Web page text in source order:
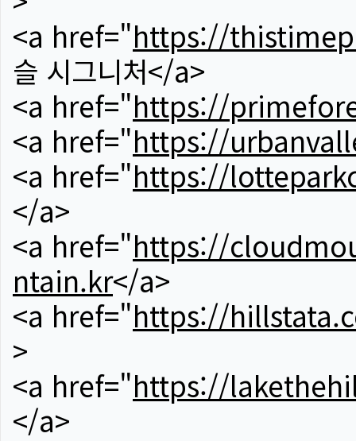
<a href="https://
슬 시그니처</a>
<a href="https://
<a href="https://
<a href="https://
</a>
<a href="https://
ntain.kr</a>
<a href="https://
>
<a href="https://
</a>